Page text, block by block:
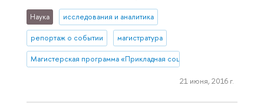
Наука исследования и аналитика
репортаж о событии магистратура
Магистерская программа «Прикладная социальная психология»
21 июня, 2016 г.